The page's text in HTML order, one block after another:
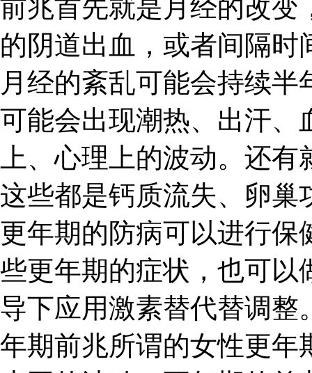
前兆首先就是月经的改变
的阴道出血，或者间隔
月经的紊乱可能会持续
可能会出现潮热、出汗、
上、心理上的波动。还
这些都是钙质流失、卵巢
更年期的防病可以进行保
些更年期的症状，也可以
导下应用激素替代替调整
年期前兆所谓的女性更年